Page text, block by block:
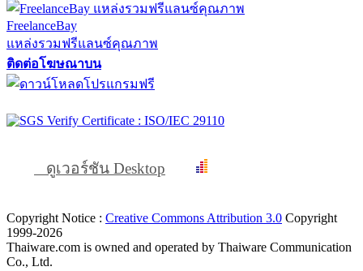
FreelanceBay
แหล่งรวมฟรีแลนซ์คุณภาพ
ติดต่อโฆษณาบน
ดูเวอร์ชัน Desktop
Copyright Notice : Creative Commons Attribution 3.0 Copyright
1999-2026
Thaiware.com is owned and operated by Thaiware Communication
Co., Ltd.